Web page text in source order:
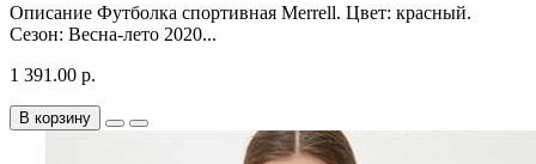
Описание Футболка спортивная Merrell. Цвет: красный.
Сезон: Весна-лето 2020...
1 391.00 р.
В корзину